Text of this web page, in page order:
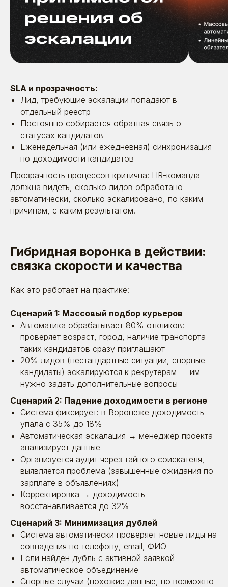
SLA и прозрачность:
Лид, требующие эскалации попадают в
отдельный реестр
Постоянно собирается обратная связь о
статусах кандидатов
Еженедельная (или ежедневная) синхронизация
по доходимости кандидатов
Прозрачность процессов критична: HR-команда
должна видеть, сколько лидов обработано
автоматически, сколько эскалировано, по каким
причинам, с каким результатом.
Гибридная воронка в действии:
связка скорости и качества
Как это работает на практике:
Сценарий 1: Массовый подбор курьеров
Автоматика обрабатывает 80% откликов:
проверяет возраст, город, наличие транспорта —
таких кандидатов сразу приглашают
20% лидов (нестандартные ситуации, спорные
кандидаты) эскалируются к рекрутерам — им
нужно задать дополнительные вопросы
Сценарий 2: Падение доходимости в регионе
Система фиксирует: в Воронеже доходимость
упала с 35% до 18%
Автоматическая эскалация → менеджер проекта
анализирует данные
Организуется аудит через тайного соискателя,
выявляется проблема (завышенные ожидания по
зарплате в объявлениях)
Корректировка → доходимость
восстанавливается до 32%
Сценарий 3: Минимизация дублей
Система автоматически проверяет новые лиды на
совпадения по телефону, email, ФИО
Если найден дубль с активной заявкой —
автоматическое объединение
Спорные случаи (похожие данные, но возможно